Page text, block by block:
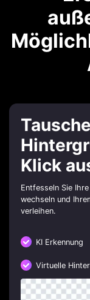
Klick
Entfesseln Sie
wechseln und
verleihen.
KI Erkennung
Virtuelle